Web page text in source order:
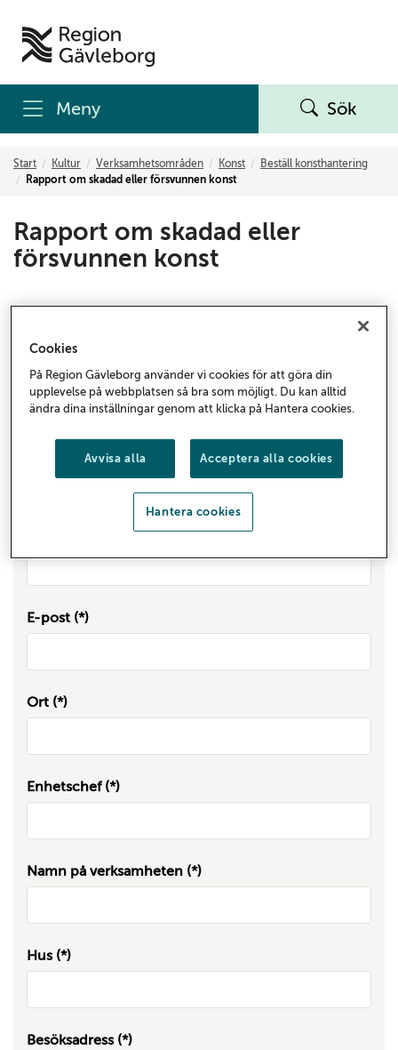
Meny Sök
Start Kultur Verksamhetsområden Konst
Beställ konsthantering
Rapport om skadad eller försvunnen konst
Rapport om skadad eller
försvunnen konst
E-post
Ort
Enhetschef
Namn på verksamheten
Hus
Besöksadress
Cookies
På Region Gävleborg använder vi cookies för att göra din
upplevelse på webbplatsen så bra som möjligt. Du kan alltid
ändra dina inställningar genom att klicka på Hantera cookies.
Avvisa alla Acceptera alla cookies
Hantera cookies